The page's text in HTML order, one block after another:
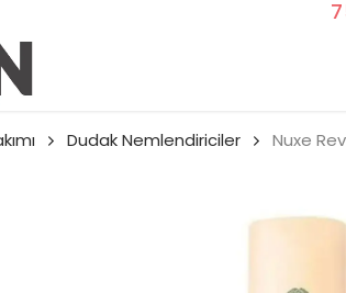
Dudak Nemlendiriciler Nuxe